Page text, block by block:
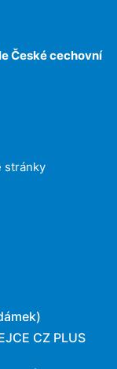
České cechovní
stránky
CZ PLUS